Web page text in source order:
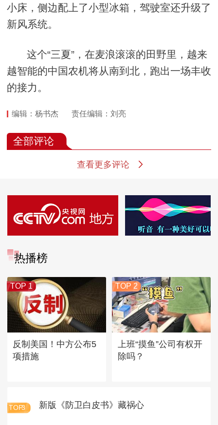
小床，侧边配上了小型冰箱，驾驶室还升级了
新风系统。
这个“三夏”，在麦浪滚滚的田野里，越来
越智能的中国农机将从南到北，跑出一场丰收
的接力。
编辑：杨书杰 责任编辑：刘亮
全部评论
查看更多评论
热播榜
TOP 1
反制美国！中方公布5
项措施
TOP 2
上班“摸鱼”公司有权开
除吗？
TOP3 新版《防卫白皮书》藏祸心